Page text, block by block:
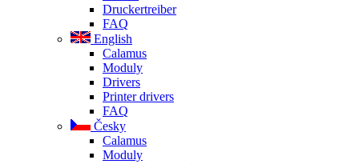
Druckertreiber
FAQ
English
Calamus
Moduly
Drivers
Printer drivers
FAQ
Česky
Calamus
Moduly